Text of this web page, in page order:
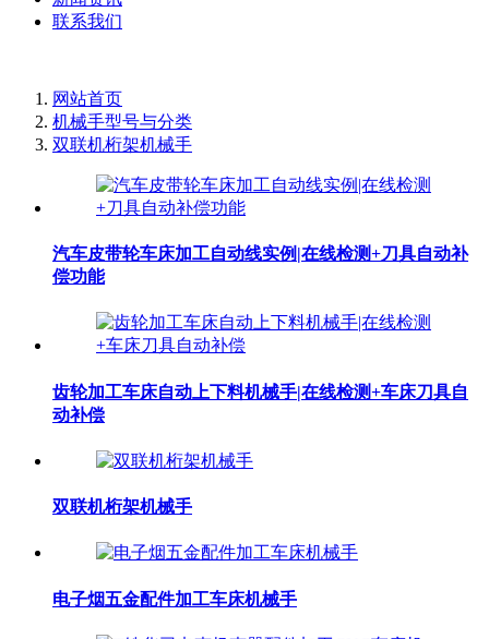
联系我们
网站首页
机械手型号与分类
双联机桁架机械手
汽车皮带轮车床加工自动线实例|在线检测+刀具自动补
偿功能
齿轮加工车床自动上下料机械手|在线检测+车床刀具自
动补偿
双联机桁架机械手
电子烟五金配件加工车床机械手